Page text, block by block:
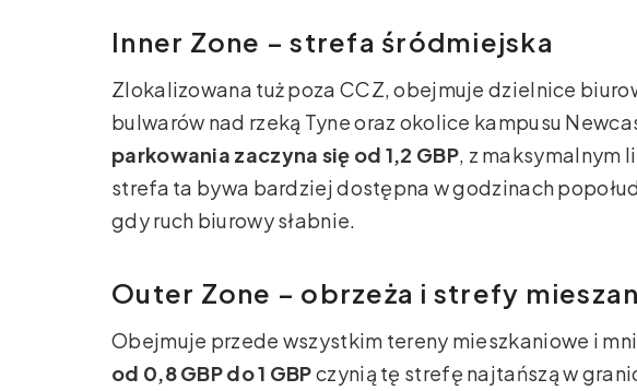
Inner Zone – strefa śródmiejska
Zlokalizowana tuż poza CCZ, obejmuje dzielnice
bulwarów nad rzeką Tyne oraz okolice kampusu
parkowania zaczyna się od 1,2 GBP, z maksymalnym
strefa ta bywa bardziej dostępna w godzinach
gdy ruch biurowy słabnie.
Outer Zone – obrzeża i strefy
Obejmuje przede wszystkim tereny mieszkaniowe i
od 0,8 GBP do 1 GBPczynią tę strefę najtańszą w